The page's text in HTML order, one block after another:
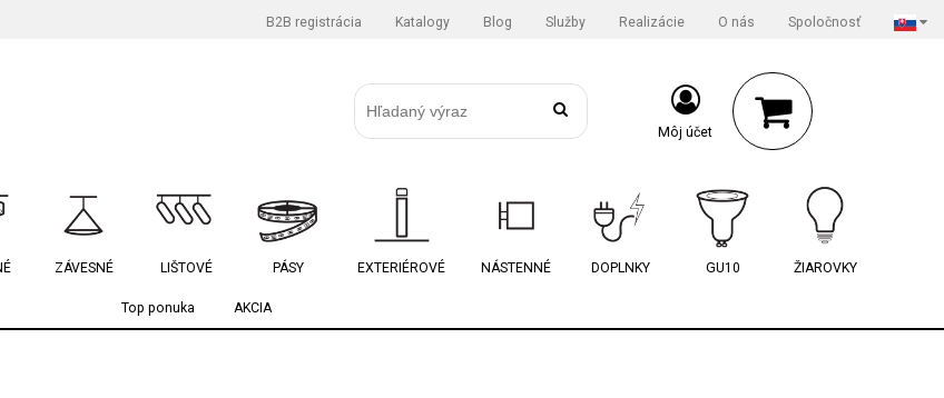
B2B registrácia Katalogy Blog Služby Realizácie O nás Spoločnosť
Môj účet
ZÁVESNÉ LIŠTOVÉ PÁSY EXTERIÉROVÉ NÁSTENNÉ DOPLNKY GU10 ŽIAROVKY
Top ponuka AKCIA